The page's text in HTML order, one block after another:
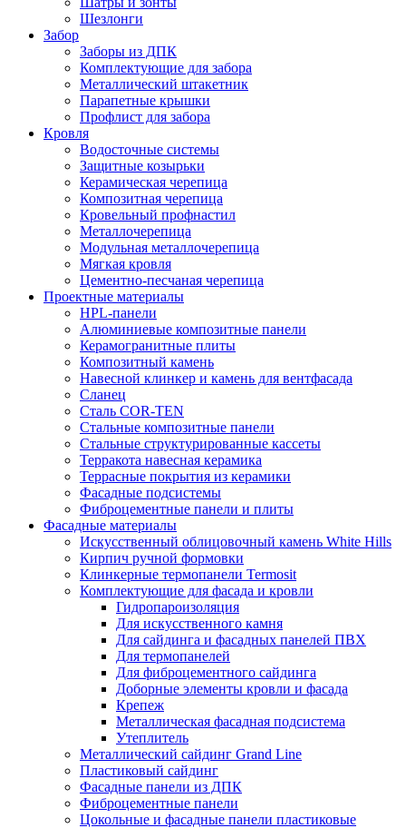
Шезлонги
Забор
Заборы из ДПК
Комплектующие для забора
Металлический штакетник
Парапетные крышки
Профлист для забора
Кровля
Водосточные системы
Защитные козырьки
Керамическая черепица
Композитная черепица
Кровельный профнастил
Металлочерепица
Модульная металлочерепица
Мягкая кровля
Цементно-песчаная черепица
Проектные материалы
HPL-панели
Алюминиевые композитные панели
Керамогранитные плиты
Композитный камень
Навесной клинкер и камень для вентфасада
Сланец
Сталь COR-TEN
Стальные композитные панели
Стальные структурированные кассеты
Терракота навесная керамика
Террасные покрытия из керамики
Фасадные подсистемы
Фиброцементные панели и плиты
Фасадные материалы
Искусственный облицовочный камень White Hills
Кирпич ручной формовки
Клинкерные термопанели Termosit
Комплектующие для фасада и кровли
Гидропароизоляция
Для искусственного камня
Для сайдинга и фасадных панелей ПВХ
Для термопанелей
Для фиброцементного сайдинга
Доборные элементы кровли и фасада
Крепеж
Металлическая фасадная подсистема
Утеплитель
Металлический сайдинг Grand Line
Пластиковый сайдинг
Фасадные панели из ДПК
Фиброцементные панели
Цокольные и фасадные панели пластиковые